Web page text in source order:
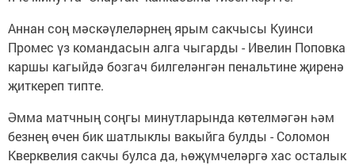
Аннан соң мәскәүлеләрнең ярым сакчысы Куинси
Промес үз командасын алга чыгарды - Ивелин Поповка
каршы кагыйдә бозгач билгеләнгән пенальтине җиренә
җиткереп типте.
Әмма матчның соңгы минутларында көтелмәгән һәм
безнең өчен бик шатлыклы вакыйга булды - Соломон
Кверквелия сакчы булса да, һөҗүмчеләргә хас осталык